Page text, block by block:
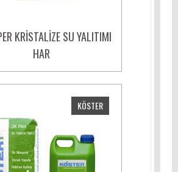
KRISTALIZE SU YALITIMI
HAR
KÖSTER